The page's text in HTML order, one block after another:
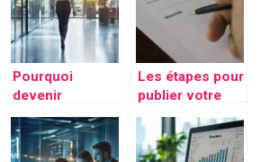
productivité et
gain de temps
entreprise
Pourquoi
devenir
manager de
transition pour
relever de
Les étapes pour
publier votre
annonce légale